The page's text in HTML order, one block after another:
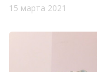
15 марта 2021